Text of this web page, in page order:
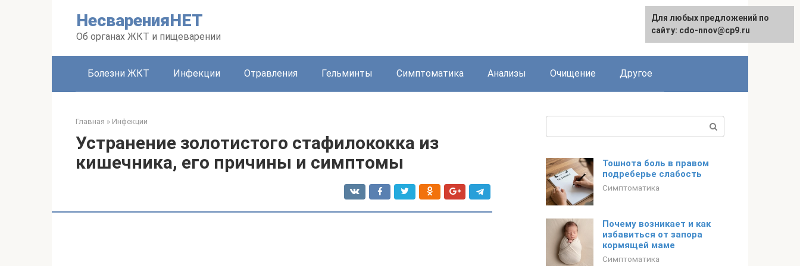
НесваренияНЕТ
Об органах ЖКТ и пищеварении
Болезни ЖКТ Инфекции Отравления Гельминты Симптоматика Анализы Очищение Другое
Главная » Инфекции
Устранение золотистого стафилококка из
кишечника, его причины и симптомы
Тошнота боль в правом
подреберье слабость
Симптоматика
Почему возникает и как
избавиться от запора
кормящей маме
Симптоматика
Для любых предложений по
сайту: cdo-nnov@cp9.ru